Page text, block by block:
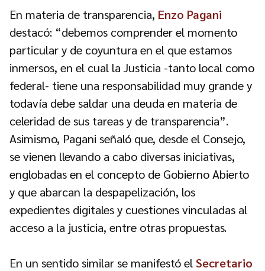
En materia de transparencia, Enzo Pagani
destacó: “debemos comprender el momento
particular y de coyuntura en el que estamos
inmersos, en el cual la Justicia -tanto local como
federal- tiene una responsabilidad muy grande y
todavía debe saldar una deuda en materia de
celeridad de sus tareas y de transparencia”.
Asimismo, Pagani señaló que, desde el Consejo,
se vienen llevando a cabo diversas iniciativas,
englobadas en el concepto de Gobierno Abierto
y que abarcan la despapelización, los
expedientes digitales y cuestiones vinculadas al
acceso a la justicia, entre otras propuestas.
En un sentido similar se manifestó elSecretario